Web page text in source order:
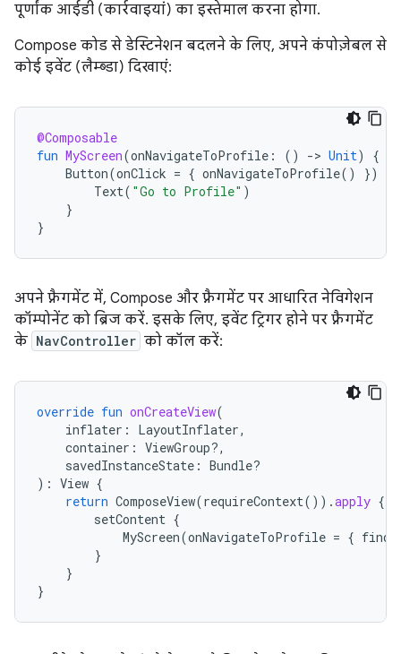
पूर्णांक आईडी (कार्रवाइयां) का इस्तेमाल करना होगा.
Compose कोड से डेस्टिनेशन बदलने के लिए, अपने कंपोज़ेबल से
कोई इवेंट (लैम्ब्डा) दिखाएं:
@Composable
fun MyScreen(onNavigateToProfile : () -> Unit)
{
Button(onClick = { onNavigateToProfile() })
Text( "Go to Profile" )
}
}
अपने फ़्रैगमेंट में, Compose और फ़्रैगमेंट पर आधारित नेविगेशन
कॉम्पोनेंट को ब्रिज करें. इसके लिए, इवेंट ट्रिगर होने पर फ़्रैगमेंट
के NavController को कॉल करें:
override fun onCreateView(
inflater : LayoutInflater,
container : ViewGroup?,
savedInstanceState : Bundle?
): View {
return ComposeView(requireContext()).apply {
setContent {
MyScreen(onNavigateToProfile = {
}
}
}